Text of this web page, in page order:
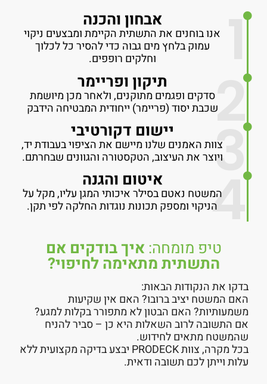
אבחון והכנה
אנו בוחנים את התשתית הקיימת ומבצעים ניקוי
עמוק בלחץ מים גבוה כדי להסיר כל לכלוך
וחלקים רופפים. 1
תיקון ופריימר
סדקים ופגמים מתוקנים, ולאחר מכן מיושמת
שכבת יסוד (פריימר) ייחודית המבטיחה הידבק2 יישום דקורטיבי
צוות האמנים שלנו מיישם את הציפוי בעבודת יד,
ויוצר את העיצוב, הטקסטורה והגוונים שבחרתם.3 איטום והגנה
המשטח נאטם בסילר איכותי המגן עליו, מקל על
הניקוי ומספק תכונות נוגדות החלקה לפי תקן.4
טיפ מומחה: איך בודקים אם
התשתית מתאימה לחיפוי?
בדקו את הנקודות הבאות:
האם המשטח יציב ברובו? האם אין שקיעות
משמעותיות? האם הבטון לא מתפורר בקלות למגע?
אם התשובה לרוב השאלות היא כן – סביר להניח
שהמשטח מתאים לחידוש.
בכל מקרה, צוות PRODECK יבצע בדיקה מקצועית ללא
עלות וייתן לכם תשובה ודאית.